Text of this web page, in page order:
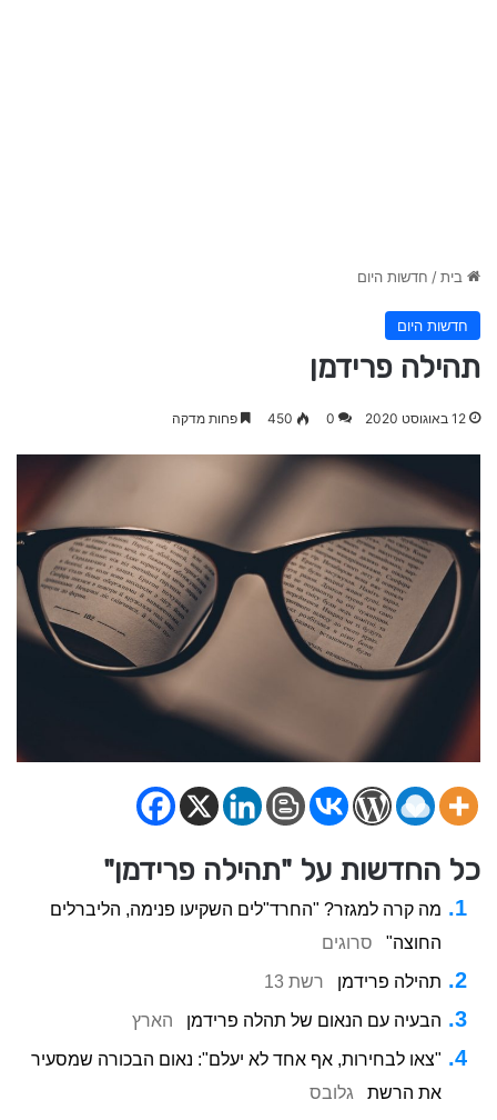
בית/ חדשות היום
חדשות היום
תהילה פרידמן
12 באוגוסט 2020 0
450 פחות מדקה
כל החדשות על "תהילה פרידמן"
מה קרה למגזר? "החרד"לים השקיעו פנימה, הליברלים
החוצה"
סרוגים
תהילה פרידמן רשת 13
הבעיה עם הנאום של תהלה פרידמן הארץ
"צאו לבחירות, אף אחד לא יעלם": נאום הבכורה שמסעיר
את הרשת
גלובס